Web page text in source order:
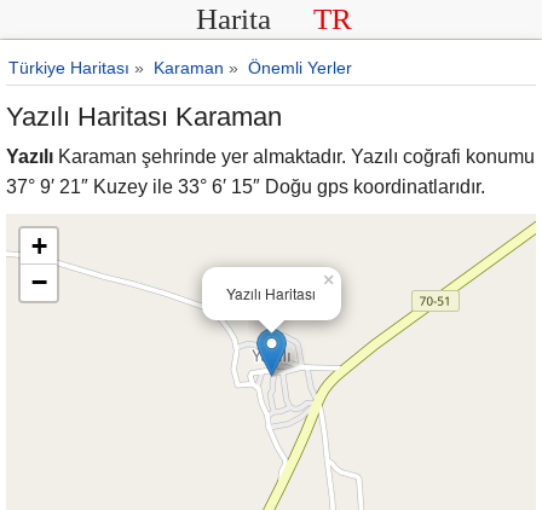
Harita TR
Türkiye Haritası » Karaman » Önemli Yerler
Yazılı Haritası Karaman
Yazılı Karaman şehrinde yer almaktadır. Yazılı coğrafi konumu
37° 9′ 21″ Kuzey ile 33° 6′ 15″ Doğu gps koordinatlarıdır.
Yazılı Haritası
×
+
−